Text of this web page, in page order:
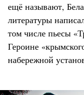
ещё называют,
литературы
том числе пьесы
Героине
набережной